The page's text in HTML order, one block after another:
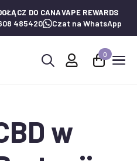
DO CANAVAPE REWARDS
485420 Czat na WhatsApp
0
w